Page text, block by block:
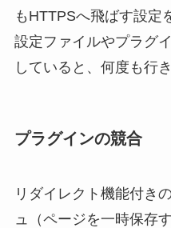
もHTTPSへ飛ばす設定
設定ファイルやプラグ
していると、何度も行
プラグインの競合
リダイレクト機能付き
ュ（ページを一時保存